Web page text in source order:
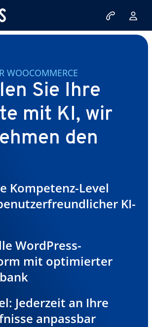
WOOCOMMERCE
Sie Ihre
mit KI, wir
den
Kompetenz-Level
KI-
WordPress-
mit optimierter
Jederzeit an Ihre
anpassbar